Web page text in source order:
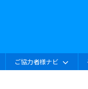
ご協力者様ナビ